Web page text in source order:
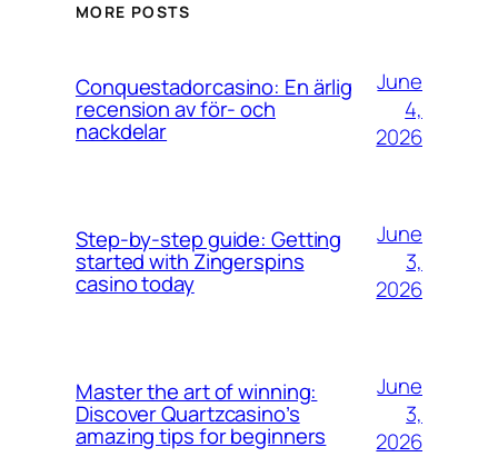
MORE POSTS
Conquestadorcasino: En ärlig
recension av för- och
nackdelar
June
4,
2026
Step-by-step guide: Getting
started with Zingerspins
casino today
June
3,
2026
Master the art of winning:
Discover Quartzcasino’s
amazing tips for beginners
June
3,
2026